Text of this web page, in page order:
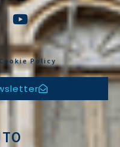
Cookie Policy